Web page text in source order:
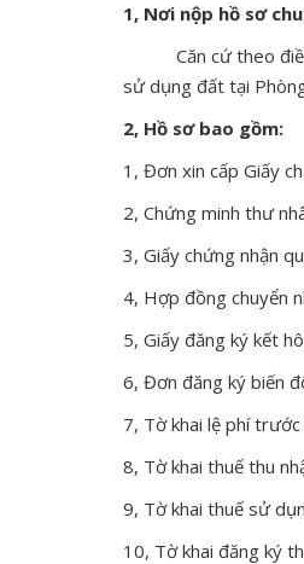
1, Nơi nộp hồ sơ
Căn cứ theo điều
sử dụng đất tại
2, Hồ sơ bao gồm:
1, Đơn xin cấp Giấy
2, Chứng minh thư
3, Giấy chứng nhận
4, Hợp đồng chuyển
5, Giấy đăng ký kết
6, Đơn đăng ký biến
7, Tờ khai lệ phí
8, Tờ khai thuế thu
9, Tờ khai thuế sử
10, Tờ khai đăng ký